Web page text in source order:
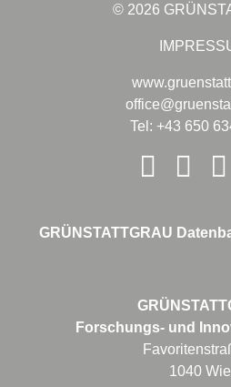
© 2026
Tel: +43 650
GRÜNSTATTGRAU
Forschungs- und
1040